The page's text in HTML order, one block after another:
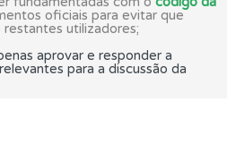
oficiais para evitar que
utilizadores;
aprovar e responder a
para a discussão da